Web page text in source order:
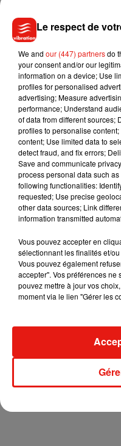
There’s something
there. Going off about my
circumcision??? Are you
the beach, I didn’t even
deleted it because you’re
turning off my comments
of social media and
that you bring to other
seriously wrong with a lot
picture of the pelican we
hours before dangling
Une publication partagée
Le respect de
We and our (447) partnersdo
your consent and/or our
information on a device; Use
profiles for personalised
advertising; Measure
performance; Understand
of data from different sources;
profiles to personalise
content; Use limited data to
detect fraud, and fix errors;
Save and communicate
process personal data such
following functionalities:
requested; Use precise
other data sources; Link
information transmitted
Vous pouvez accepter en
sélectionnant les finalités et/
Vous pouvez également
accepter". Vos préférences
pouvez mettre à jour vos
moment via le lien "Gérer les